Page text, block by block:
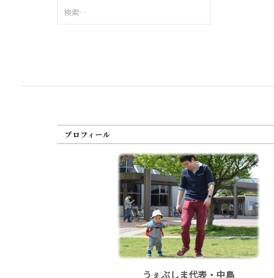
索:
プロフィール
うぇぶしま代表・中島